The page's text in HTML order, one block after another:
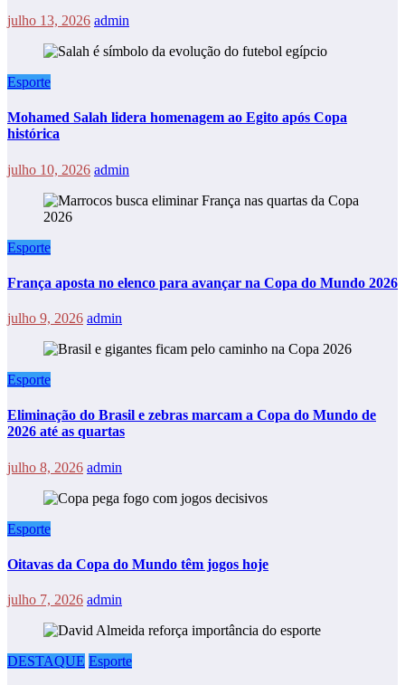
julho 13, 2026 admin
Esporte
Mohamed Salah lidera homenagem ao Egito após Copa
histórica
julho 10, 2026 admin
Esporte
França aposta no elenco para avançar na Copa do Mundo 2026
julho 9, 2026 admin
Esporte
Eliminação do Brasil e zebras marcam a Copa do Mundo de
2026 até as quartas
julho 8, 2026 admin
Esporte
Oitavas da Copa do Mundo têm jogos hoje
julho 7, 2026 admin
DESTAQUE Esporte